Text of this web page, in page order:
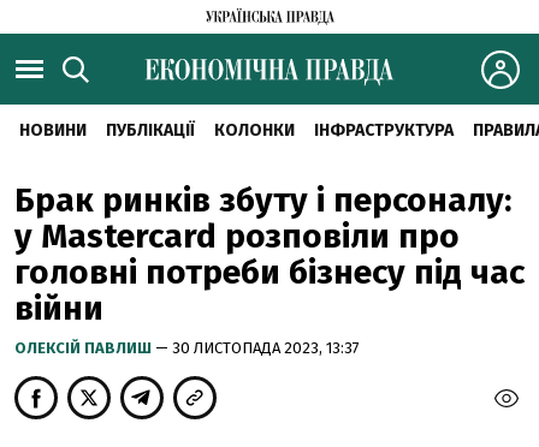
НОВИНИ ПУБЛІКАЦІЇ КОЛОНКИ ІНФРАСТРУКТУРА
Брак ринків збуту і персоналу:
у Mastercard розповіли про
головні потреби бізнесу під час
війни
ОЛЕКСІЙ ПАВЛИШ — 30 ЛИСТОПАДА 2023, 13:37